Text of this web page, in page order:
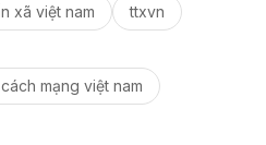
xã việt nam
ttxvn
mạng việt nam